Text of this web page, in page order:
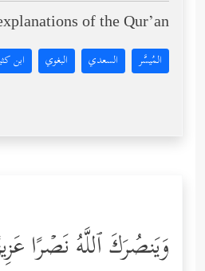
of the Qur’an:
المُيسَّر السعدي البغوي ابن
وَیَنصُرَكَ ٱللَّهُ نَصۡرًا